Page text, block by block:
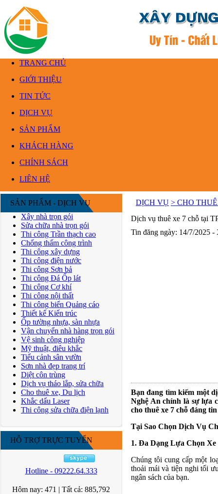
TRANG CHỦ
GIỚI THIỆU
TIN TỨC
DỊCH VỤ
SẢN PHẨM
KHÁCH HÀNG
CHÍNH SÁCH
LIÊN HỆ
SẢN PHẨM - DỊCH VỤ
Xây nhà trọn gói
Sửa chữa nhà trọn gói
Thi công Trần thạch cao
Chống thấm công trình
Thi công xây dựng
Thi công điện nước
Thi công Sơn bả
Thi công Đá Ốp lát
Thi công Cơ khí
Thi công nội thất
Thi công biển Quảng cáo
Thiết kế Kiến trúc
Ốp tường nhựa, sàn nhựa
Vận chuyển nhà hàng trọn gói
Vệ sinh công nghiệp
Mỹ thuật, điêu khắc
Tiểu cảnh sân vườn
Sơn nhà đẹp trang trí
Diệt côn trùng
Dịch vụ tháo lắp, sửa chữa
Cho thuê xe, Du lịch
Khắc dấu Laser
Thi công sửa chữa điện lạnh
HỖ TRỢ TRỰC TUYẾN
Hotline - 09222.64.333
Hôm nay: 471 | Tất cả: 885,792
DỊCH VỤ > CHO
Dịch vụ thuê xe 7 chỗ tại
Tin đăng ngày: 14/7/2025 -
Bạn đang tìm kiếm một
Nghệ An chính là sự lựa
cho thuê xe 7 chỗ đáng
Tại Sao Chọn Dịch Vụ
1. Đa Dạng Lựa Chọn Xe
Chúng tôi cung cấp một
thoải mái và tiện nghi tối
ngân sách của bạn.